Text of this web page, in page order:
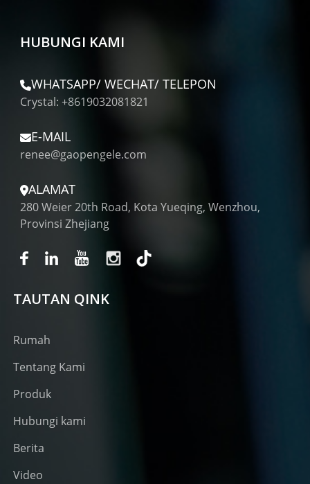
HUBUNGI KAMI
WHATSAPP/ WECHAT/ TELEPON
Crystal: +8619032081821
E-MAIL
renee@gaopengele.com
ALAMAT
280 Weier 20th Road, Kota Yueqing, Wenzhou,
Provinsi Zhejiang
TAUTAN QINK
Rumah
Tentang Kami
Produk
Hubungi kami
Berita
Video